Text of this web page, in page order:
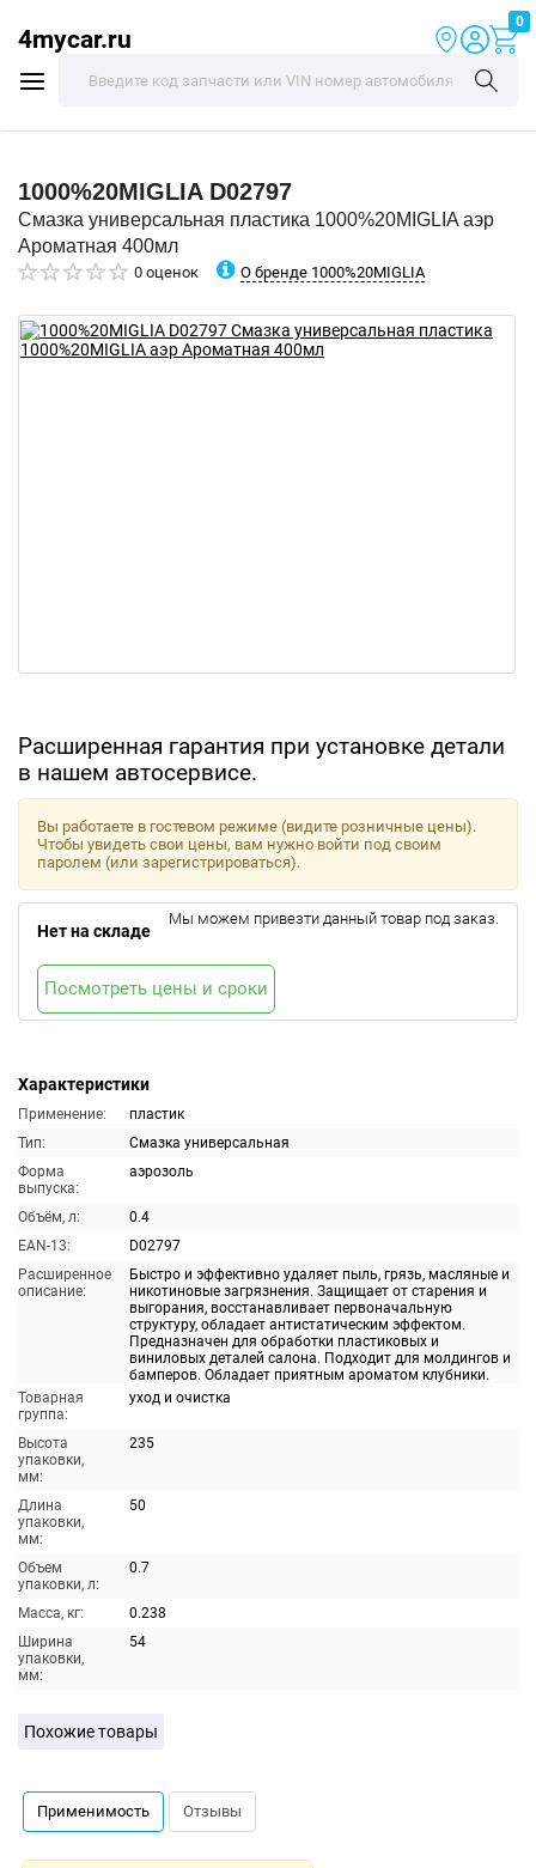
4mycar.ru
0
1000%20MIGLIA D02797
Смазка универсальная пластика 1000%20MIGLIA аэр
Ароматная 400мл
0 оценок О бренде 1000%20MIGLIA
Расширенная гарантия при установке детали
в нашем автосервисе.
Характеристики
Применение:
пластик
Тип:
Смазка универсальная
Форма
выпуска:
аэрозоль
Объём, л:
0.4
EAN-13:
D02797
Расширенное
описание:
Быстро и эффективно удаляет пыль, грязь, масляные и
никотиновые загрязнения. Защищает от старения и
выгорания, восстанавливает первоначальную
структуру, обладает антистатическим эффектом.
Предназначен для обработки пластиковых и
виниловых деталей салона. Подходит для молдингов и
бамперов. Обладает приятным ароматом клубники.
Товарная
группа:
уход и очистка
Высота
упаковки,
мм:
235
Длина
упаковки,
мм:
50
Объем
упаковки, л:
0.7
Масса, кг:
0.238
Ширина
упаковки,
мм:
54
Вы работаете в гостевом режиме (видите розничные цены).
Чтобы увидеть свои цены, вам нужно войти под своим
паролем (или зарегистрироваться).
Нет на складе
Мы можем привезти данный товар под заказ.
Посмотреть цены и сроки
Похожие товары
Применимость Отзывы